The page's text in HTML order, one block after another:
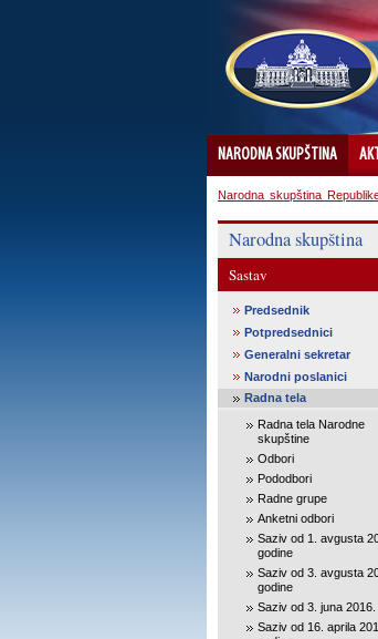
NARODNA SKUPŠTINA
Narodna skupština
Narodna skupština
Sastav
Predsednik
Potpredsednici
Generalni sekretar
Narodni poslanici
Radna tela
Radna tela Narodne
skupštine
Odbori
Pododbori
Radne grupe
Anketni odbori
Saziv od 1. avgusta
godine
Saziv od 3. avgusta
godine
Saziv od 3. juna 2016.
Saziv od 16. aprila